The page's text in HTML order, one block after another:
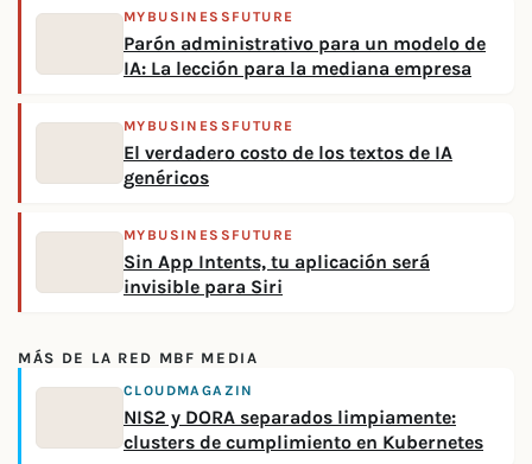
MYBUSINESSFUTURE
Parón administrativo para un modelo de
IA: La lección para la mediana empresa
MYBUSINESSFUTURE
El verdadero costo de los textos de IA
genéricos
MYBUSINESSFUTURE
Sin App Intents, tu aplicación será
invisible para Siri
MÁS DE LA RED MBF MEDIA
CLOUDMAGAZIN
NIS2 y DORA separados limpiamente:
clusters de cumplimiento en Kubernetes